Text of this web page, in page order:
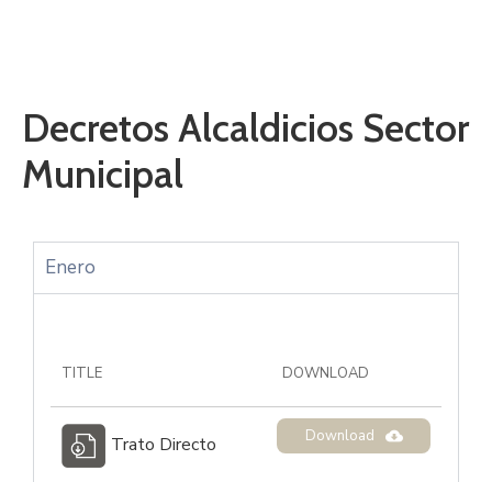
Decretos Alcaldicios Sector
Municipal
Enero
TITLE DOWNLOAD
Trato Directo Download